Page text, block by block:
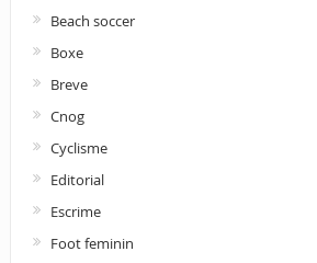
Beach soccer
Boxe
Breve
Cnog
Cyclisme
Editorial
Escrime
Foot feminin